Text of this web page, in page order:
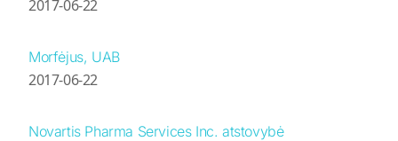
2017-06-22
Morfėjus, UAB
2017-06-22
Novartis Pharma Services Inc. atstovybė